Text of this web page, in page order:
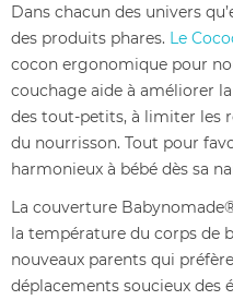
Dans chacun des univers
des produits phares. Le
cocon ergonomique pour
couchage aide à améliorer
des tout-petits, à limiter les
du nourrisson. Tout pour
harmonieux à bébé dès sa
La couverture
la température du corps de
nouveaux parents qui
déplacements soucieux des